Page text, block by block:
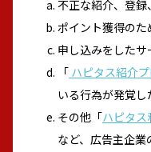
不正な紹介、登
ポイント獲得の
申し込みをした
「 ハピタス紹介
いる行為が発覚し
その他「ハピタス
など、広告主企